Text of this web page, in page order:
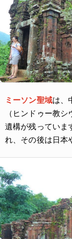
ミーソン聖域は、
（ヒンドゥー教
遺構が残っていま
れ、その後は日本